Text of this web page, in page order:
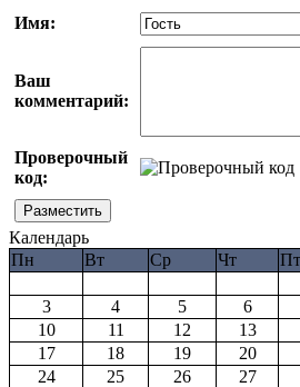
Имя:
Ваш
комментарий:
Проверочный
код:
Календарь
Пн
Вт Ср Чт Пт
3
4 5 6
10
11 12 13
17
18 19 20
24
25 26 27